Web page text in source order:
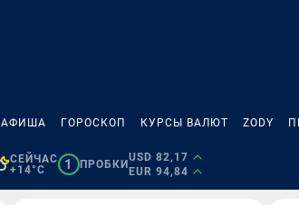
АФИША ГОРОСКОП КУРСЫ ВАЛЮТ ZODY
СЕЙЧАС
+14°C
1 ПРОБКИ
USD 82,17
EUR 94,84